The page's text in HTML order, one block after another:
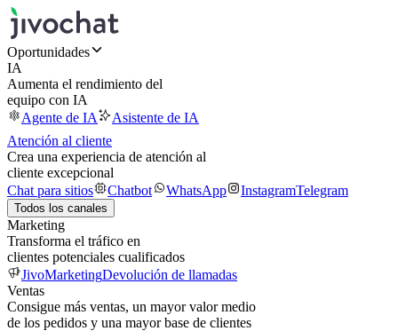
Oportunidades
IA
Aumenta el rendimiento del
equipo con IA
Agente de IA
Asistente de IA
Atención al cliente
Crea una experiencia de atención al
cliente excepcional
Chat para sitios
Chatbot WhatsApp InstagramTelegram
Todos los canales
Marketing
Transforma el tráfico en
clientes potenciales cualificados
JivoMarketingDevolución de llamadas
Ventas
Consigue más ventas, un mayor valor medio
de los pedidos y una mayor base de clientes